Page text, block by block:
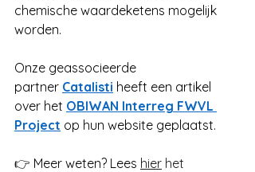
chemische waardeketens mogelijk
worden.
Onze geassocieerde
partner Catalisti heeft een artikel
over het OBIWAN Interreg FWVL
Project op hun website geplaatst.
👉 Meer weten? Lees hier het